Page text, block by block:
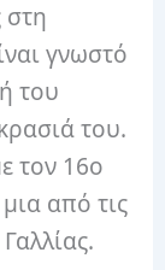
στη
γνωστό
του
του.
τον 16ο
από τις